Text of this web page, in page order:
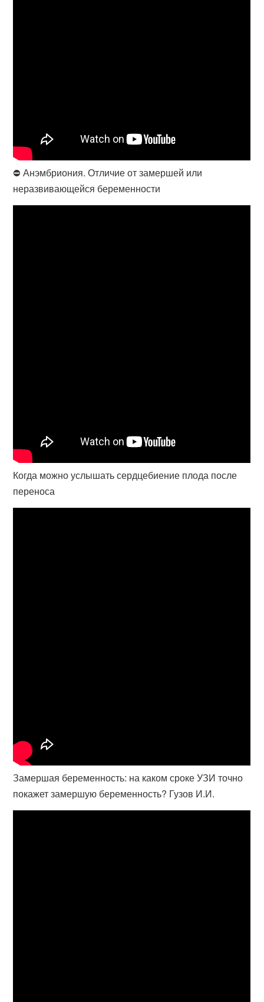
⛔ Анэмбриония. Отличие от замершей или
неразвивающейся беременности
Когда можно услышать сердцебиение плода после
переноса
Замершая беременность: на каком сроке УЗИ точно
покажет замершую беременность? Гузов И.И.